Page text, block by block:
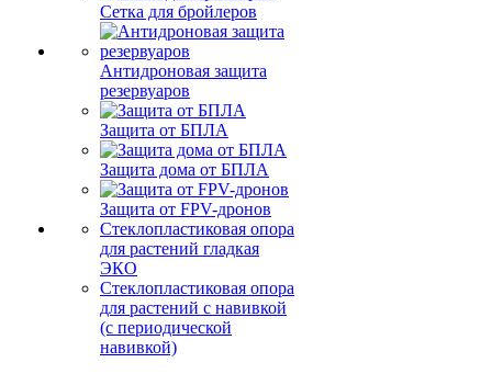
Сетка для бройлеров
Антидроновая защита
резервуаров
Защита от БПЛА
Защита дома от БПЛА
Защита от FPV-дронов
Стеклопластиковая опора
для растений гладкая
ЭКО
Стеклопластиковая опора
для растений с навивкой
(с периодической
навивкой)